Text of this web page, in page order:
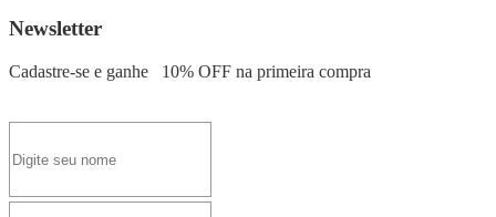
Newsletter
Cadastre-se e ganhe 10% OFF na primeira compra